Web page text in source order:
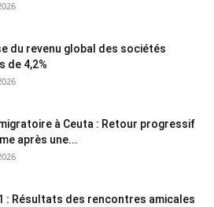
du revenu global des sociétés
de 4,2%
à Ceuta : Retour progressif
après une...
: Résultats des rencontres amicales